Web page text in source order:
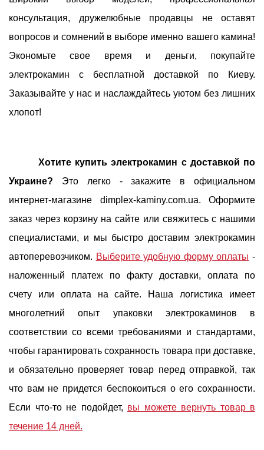
консультация, дружелюбные продавцы не оставят
вопросов и сомнений в выборе именно вашего камина!
Экономьте свое время и деньги, покупайте
электрокамин с бесплатной доставкой по Киеву.
Заказывайте у нас и наслаждайтесь уютом без лишних
хлопот!
Хотите купить электрокамин с доставкой по
Украине? Это легко - закажите в официальном
интернет-магазине dimplex-kaminy.com.ua. Оформите
заказ через корзину на сайте или свяжитесь с нашими
специалистами, и мы быстро доставим электрокамин
автоперевозчиком. Выберите удобную форму оплаты -
наложенный платеж по факту доставки, оплата по
счету или оплата на сайте. Наша логистика имеет
многолетний опыт упаковки электрокаминов в
соответствии со всеми требованиями и стандартами,
чтобы гарантировать сохранность товара при доставке,
и обязательно проверяет товар перед отправкой, так
что вам не придется беспокоиться о его сохранности.
Если что-то не подойдет, вы можете вернуть товар в
течение 14 дней.